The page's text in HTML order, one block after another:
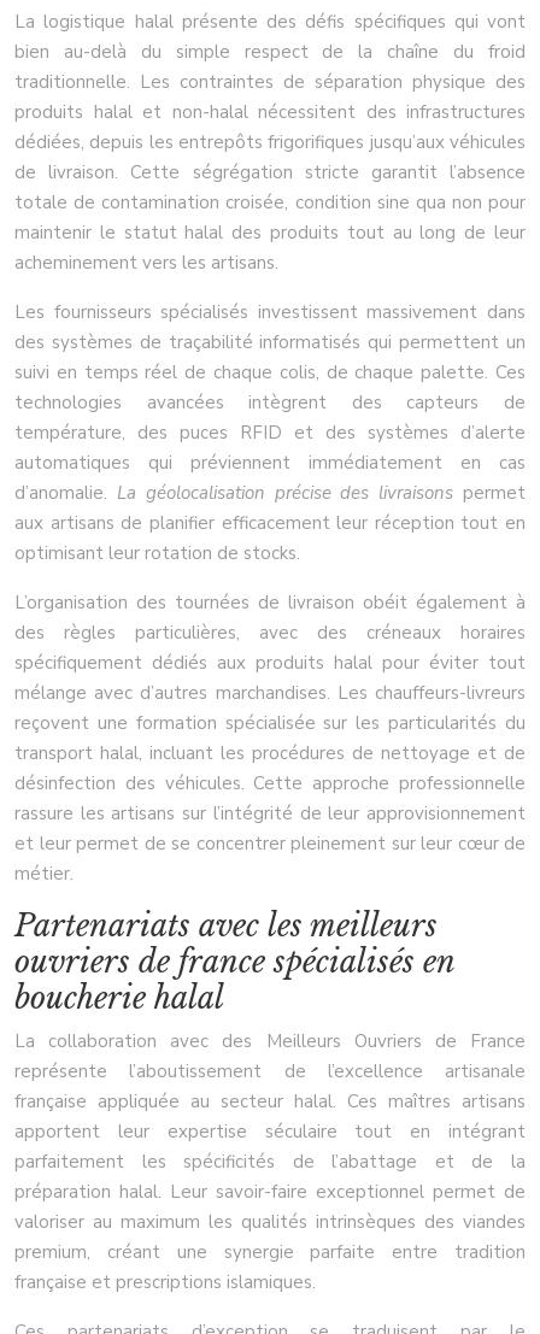
La logistique halal présente des défis spécifiques qui vont
bien au-delà du simple respect de la chaîne du froid
traditionnelle. Les contraintes de séparation physique des
produits halal et non-halal nécessitent des infrastructures
dédiées, depuis les entrepôts frigorifiques jusqu’aux véhicules
de livraison. Cette ségrégation stricte garantit l’absence
totale de contamination croisée, condition sine qua non pour
maintenir le statut halal des produits tout au long de leur
acheminement vers les artisans.
Les fournisseurs spécialisés investissent massivement dans
des systèmes de traçabilité informatisés qui permettent un
suivi en temps réel de chaque colis, de chaque palette. Ces
technologies avancées intègrent des capteurs de
température, des puces RFID et des systèmes d’alerte
automatiques qui préviennent immédiatement en cas
d’anomalie. La géolocalisation précise des livraisons permet
aux artisans de planifier efficacement leur réception tout en
optimisant leur rotation de stocks.
L’organisation des tournées de livraison obéit également à
des règles particulières, avec des créneaux horaires
spécifiquement dédiés aux produits halal pour éviter tout
mélange avec d’autres marchandises. Les chauffeurs-livreurs
reçovent une formation spécialisée sur les particularités du
transport halal, incluant les procédures de nettoyage et de
désinfection des véhicules. Cette approche professionnelle
rassure les artisans sur l’intégrité de leur approvisionnement
et leur permet de se concentrer pleinement sur leur cœur de
métier.
Partenariats avec les meilleurs
ouvriers de france spécialisés en
boucherie halal
La collaboration avec des Meilleurs Ouvriers de France
représente l’aboutissement de l’excellence artisanale
française appliquée au secteur halal. Ces maîtres artisans
apportent leur expertise séculaire tout en intégrant
parfaitement les spécificités de l’abattage et de la
préparation halal. Leur savoir-faire exceptionnel permet de
valoriser au maximum les qualités intrinsèques des viandes
premium, créant une synergie parfaite entre tradition
française et prescriptions islamiques.